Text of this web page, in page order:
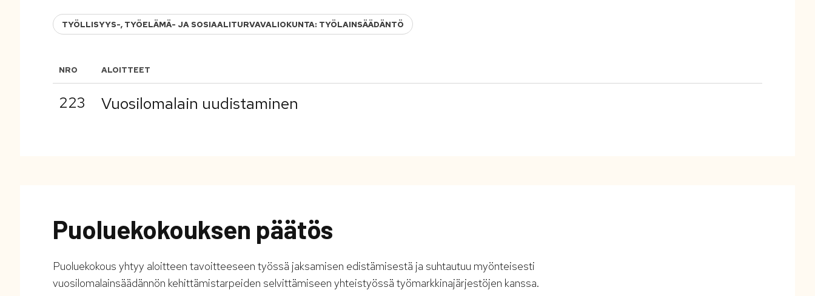
TYÖLLISYYS-, TYÖELÄMÄ- JA SOSIAALITURVAVALIOKUNTA: TYÖLAINSÄÄDÄNTÖ
NRO ALOITTEET
223 Vuosilomalain uudistaminen
Puoluekokouksen päätös
Puoluekokous yhtyy aloitteen tavoitteeseen työssä jaksamisen edistämisestä ja suhtautuu myönteisesti
vuosilomalainsäädännön kehittämistarpeiden selvittämiseen yhteistyössä työmarkkinajärjestöjen kanssa.